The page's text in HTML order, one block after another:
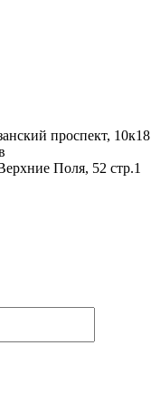
проспект, 10к18
Поля, 52 стр.1